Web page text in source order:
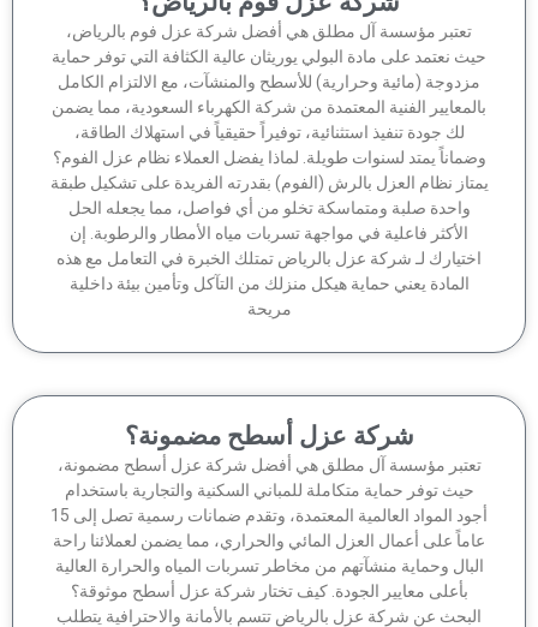
تعتبر مؤسسة آل مطلق هي أفضل شركة عزل فوم بالرياض،
نعتمد على مادة البولي يوريثان عالية الكثافة التي توفر حماية
(مائية وحرارية) للأسطح والمنشآت، مع الالتزام الكامل
الفنية المعتمدة من شركة الكهرباء السعودية، مما يضمن
لك جودة تنفيذ استثنائية، توفيراً حقيقياً في استهلاك الطاقة،
يمتد لسنوات طويلة. لماذا يفضل العملاء نظام عزل الفوم؟
نظام العزل بالرش (الفوم) بقدرته الفريدة على تشكيل طبقة
واحدة صلبة ومتماسكة تخلو من أي فواصل، مما يجعله الحل
الأكثر فاعلية في مواجهة تسربات مياه الأمطار والرطوبة. إن
لـ شركة عزل بالرياض تمتلك الخبرة في التعامل مع هذه
المادة يعني حماية هيكل منزلك من التآكل وتأمين بيئة داخلية
شركة عزل أسطح مضمونة؟
مؤسسة آل مطلق هي أفضل شركة عزل أسطح مضمونة،
حيث توفر حماية متكاملة للمباني السكنية والتجارية باستخدام
أجود المواد العالمية المعتمدة، وتقدم ضمانات رسمية تصل إلى 15
على أعمال العزل المائي والحراري، مما يضمن لعملائنا راحة
وحماية منشآتهم من مخاطر تسربات المياه والحرارة العالية
بأعلى معايير الجودة. كيف تختار شركة عزل أسطح موثوقة؟
عن شركة عزل بالرياض تتسم بالأمانة والاحترافية يتطلب